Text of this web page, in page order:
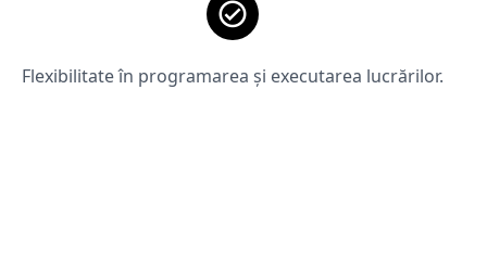
Flexibilitate în programarea și executarea lucrărilor.